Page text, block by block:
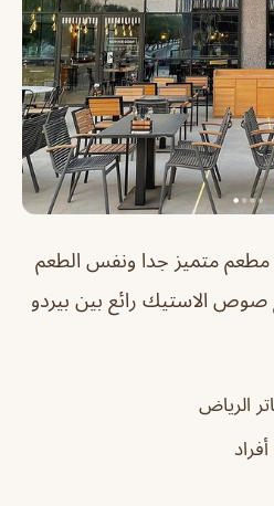
مطعم متميز جدا ونفس الطعم
صوص الاستيك رائع بين بيردو
الرياض